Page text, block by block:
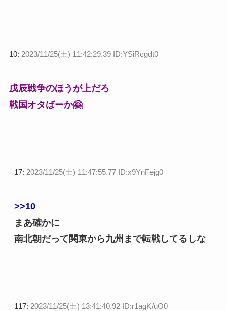
10: 2023/11/25(土) 11:42:29.39 ID:YSiRcgdt0
戊辰戦争のほうが上だろ
戦国オタばーか🤗
17: 2023/11/25(土) 11:47:55.77 ID:x9YnFejg0
>>10
まあ確かに
南北朝だって関東から九州まで転戦してるしな
117: 2023/11/25(土) 13:41:40.92 ID:r1agK/uO0